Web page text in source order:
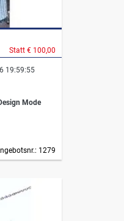
Statt € 100,00
19:59:55
Mode
1279